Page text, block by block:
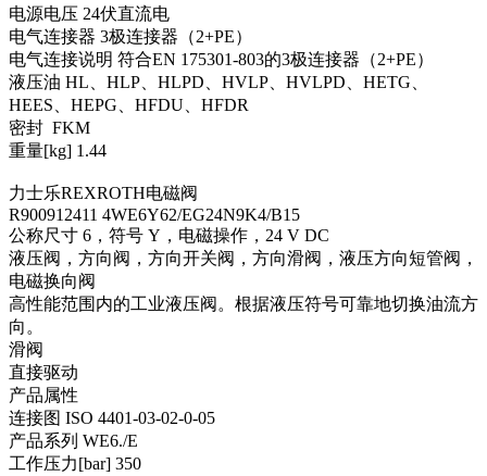
电源电压 24伏直流电
电气连接器 3极连接器（2+PE）
电气连接说明 符合EN 175301-803的3极连接器（2+PE）
液压油 HL、HLP、HLPD、HVLP、HVLPD、HETG、
HEES、HEPG、HFDU、HFDR
密封 FKM
重量[kg] 1.44
力士乐REXROTH电磁阀
R900912411 4WE6Y62/EG24N9K4/B15
公称尺寸 6，符号 Y，电磁操作，24 V DC
液压阀，方向阀，方向开关阀，方向滑阀，液压方向短管阀，
电磁换向阀
高性能范围内的工业液压阀。根据液压符号可靠地切换油流方
向。
滑阀
直接驱动
产品属性
连接图 ISO 4401-03-02-0-05
产品系列 WE6./E
工作压力[bar] 350